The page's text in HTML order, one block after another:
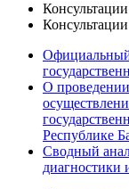
О
Республике
Сводный
диагностики